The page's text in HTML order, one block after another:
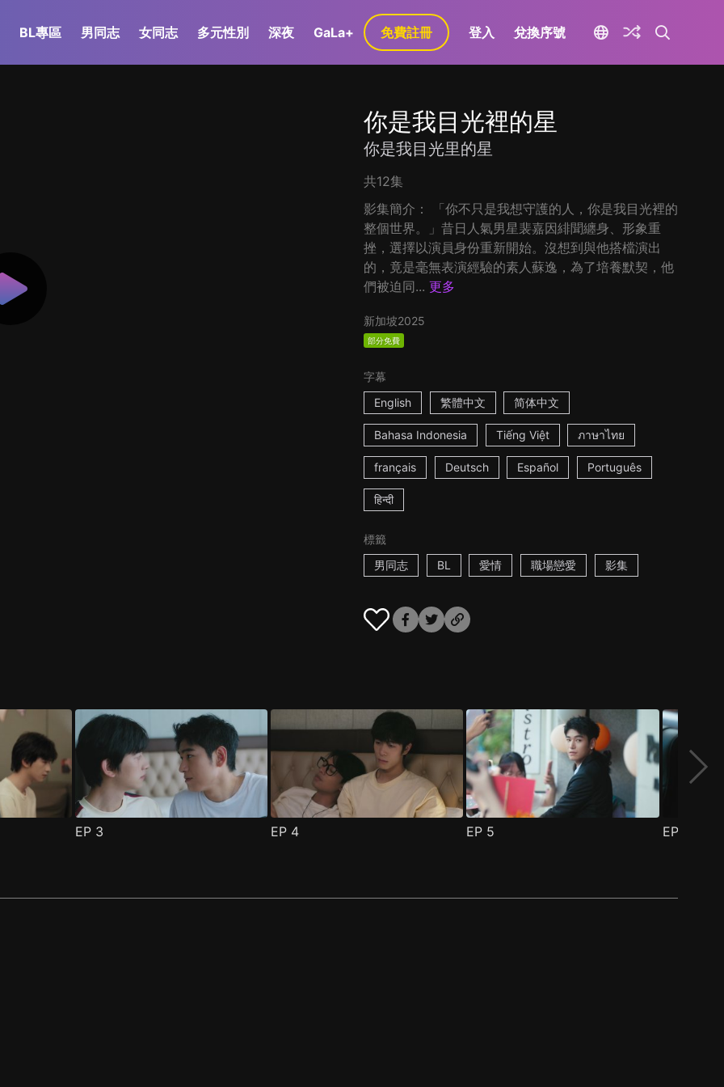
BL專區 男同志 女同志 多元性別 深夜 GaLa+ 免費註冊 登入 兌換序號
你是我目光裡的星
你是我目光里的星
共12集
影集簡介： 「你不只是我想守護的人，你是我目光裡的
整個世界。」昔日人氣男星裴嘉因緋聞纏身、形象重
挫，選擇以演員身份重新開始。沒想到與他搭檔演出
的，竟是毫無表演經驗的素人蘇逸，為了培養默契，他
們被迫同... 更多
新加坡2025
部分免費
字幕
English
繁體中文 简体中文
Bahasa Indonesia Tiếng Việt ภาษาไทย
français Deutsch Español Português
हिन्दी
標籤
男同志
BL 愛情 職場戀愛 影集
EP 3 EP 4 EP 5 EP